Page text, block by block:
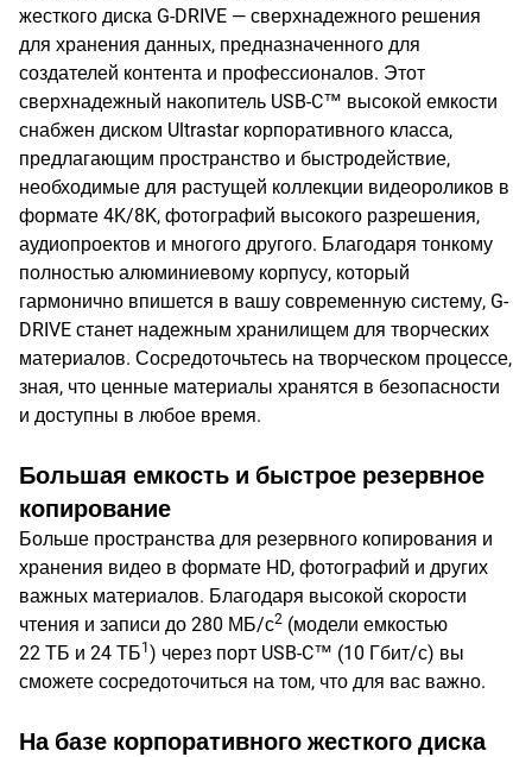
жесткого диска G-DRIVE — сверхнадежного решения
для хранения данных, предназначенного для
создателей контента и профессионалов. Этот
сверхнадежный накопитель USB-C™ высокой емкости
снабжен диском Ultrastar корпоративного класса,
предлагающим пространство и быстродействие,
необходимые для растущей коллекции видеороликов в
формате 4K/8K, фотографий высокого разрешения,
аудиопроектов и многого другого. Благодаря тонкому
полностью алюминиевому корпусу, который
гармонично впишется в вашу современную систему, G-
DRIVE станет надежным хранилищем для творческих
материалов. Сосредоточьтесь на творческом процессе,
зная, что ценные материалы хранятся в безопасности
и доступны в любое время.
Большая емкость и быстрое резервное
копирование
Больше пространства для резервного копирования и
хранения видео в формате HD, фотографий и других
важных материалов. Благодаря высокой скорости
чтения и записи до 280 МБ/с2 (модели емкостью
22 ТБ и 24 ТБ1 ) через порт USB-C™ (10 Гбит/с) вы
сможете сосредоточиться на том, что для вас важно.
На базе корпоративного жесткого диска